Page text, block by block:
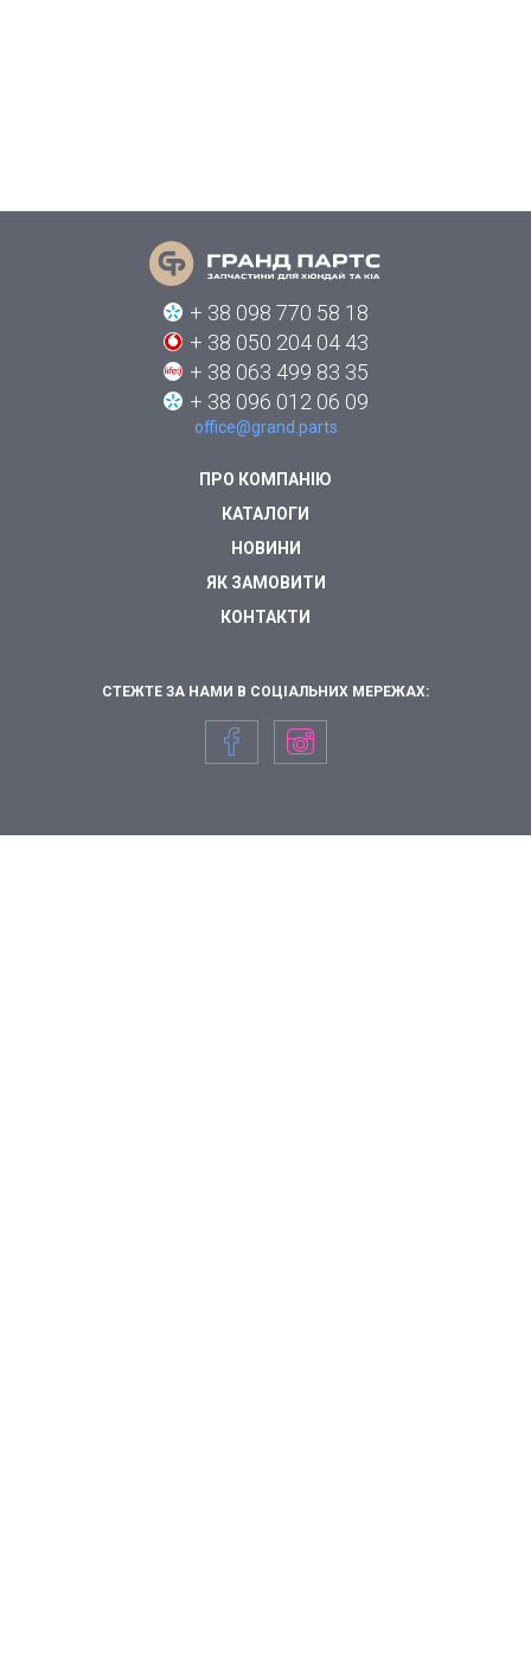
ПРО КОМПАНІЮ
КАТАЛОГИ
НОВИНИ
ЯК ЗАМОВИТИ
КОНТАКТИ
+ 38 098 770 58 18
+ 38 050 204 04 43
+ 38 063 499 83 35
+ 38 096 012 06 09
office@grand.parts
СТЕЖТЕ ЗА НАМИ В СОЦІАЛЬНИХ МЕРЕЖАХ: